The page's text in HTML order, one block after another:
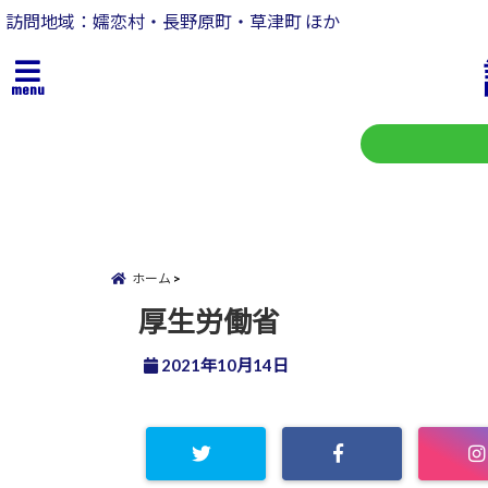
訪問地域：嬬恋村・長野原町・草津町 ほか
menu
ホーム
厚生労働省
2021年10月14日